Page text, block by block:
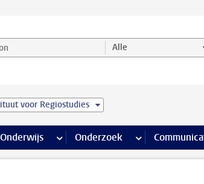
selecteer categorie Alle
voor Regiostudies
Faciliteiten pagina’s
Onderwijs meer Onderwijs pagina’s
Onderzoek meer